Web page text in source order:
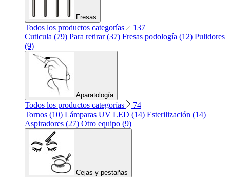
Fresas
Todos los productos categorías
137
Cuticula (79) Para retirar (37) Fresas podología (12) Pulidores
(9)
Aparatología
Todos los productos categorías
74
Tornos (10) Lámparas UV LED (14) Esterilización (14)
Aspiradores (27) Otro equipo (9)
Cejas y pestañas